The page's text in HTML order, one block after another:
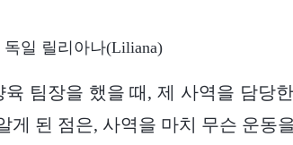
독일 릴리아나(Liliana)
팀장을 했을 때, 제 사역을 담당
게 된 점은, 사역을 마치 무슨 운동